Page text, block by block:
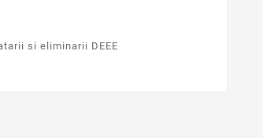
si eliminarii DEEE